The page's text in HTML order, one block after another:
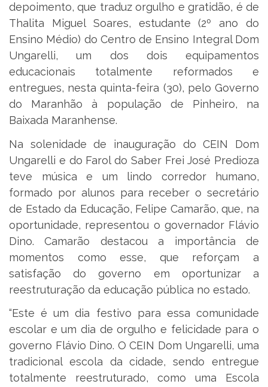
depoimento, que traduz orgulho e gratidão, é de
Thalita Miguel Soares, estudante (2º ano do
Ensino Médio) do Centro de Ensino Integral Dom
Ungarelli, um dos dois equipamentos
educacionais totalmente reformados e
entregues, nesta quinta-feira (30), pelo Governo
do Maranhão à população de Pinheiro, na
Baixada Maranhense.
Na solenidade de inauguração do CEIN Dom
Ungarelli e do Farol do Saber Frei José Predioza
teve música e um lindo corredor humano,
formado por alunos para receber o secretário
de Estado da Educação, Felipe Camarão, que, na
oportunidade, representou o governador Flávio
Dino. Camarão destacou a importância de
momentos como esse, que reforçam a
satisfação do governo em oportunizar a
reestruturação da educação pública no estado.
“Este é um dia festivo para essa comunidade
escolar e um dia de orgulho e felicidade para o
governo Flávio Dino. O CEIN Dom Ungarelli, uma
tradicional escola da cidade, sendo entregue
totalmente reestruturado, como uma Escola